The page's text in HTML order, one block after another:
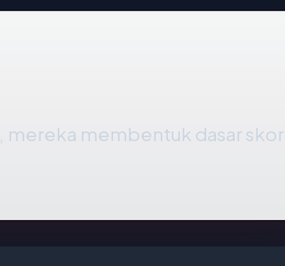
mereka membentuk dasar skor